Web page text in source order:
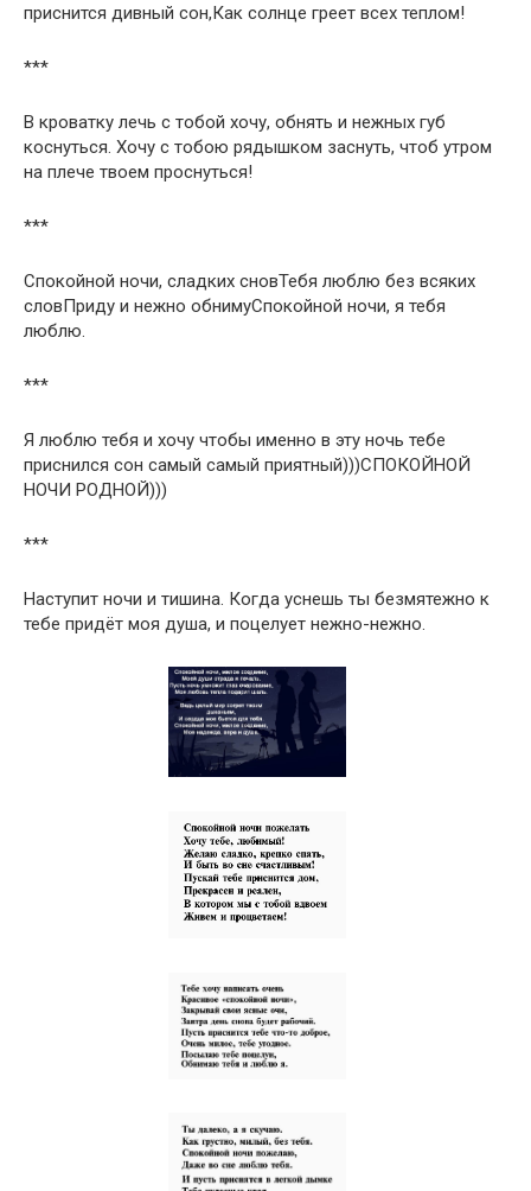
приснится дивный сон,Как солнце греет всех теплом!
***
В кроватку лечь с тобой хочу, обнять и нежных губ
коснуться. Хочу с тобою рядышком заснуть, чтоб утром
на плече твоем проснуться!
***
Спокойной ночи, сладких сновТебя люблю без всяких
словПриду и нежно обнимуСпокойной ночи, я тебя
люблю.
***
Я люблю тебя и хочу чтобы именно в эту ночь тебе
приснился сон самый самый приятный)))СПОКОЙНОЙ
НОЧИ РОДНОЙ)))
***
Наступит ночи и тишина. Когда уснешь ты безмятежно к
тебе придёт моя душа, и поцелует нежно-нежно.